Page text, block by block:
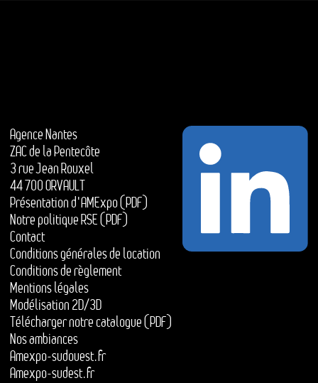
Agence Nantes
ZAC de la Pentecôte
3 rue Jean Rouxel
44 700 ORVAULT
Présentation d'AMExpo (PDF)
Notre politique RSE (PDF)
Contact
Conditions générales de location
Conditions de règlement
Mentions légales
Modélisation 2D/3D
Télécharger notre catalogue (PDF)
Nos ambiances
Amexpo-sudouest.fr
Amexpo-sudest.fr